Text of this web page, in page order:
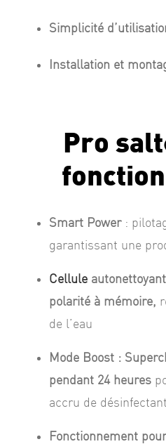
Simplicité
Installation et
Pro salt
Smart Power:
garantissant une
Cellule
polarité à mémoire,
de l’eau
Mode Boost :
pendant 24 heures
accru de désinfectant
Fonctionnement